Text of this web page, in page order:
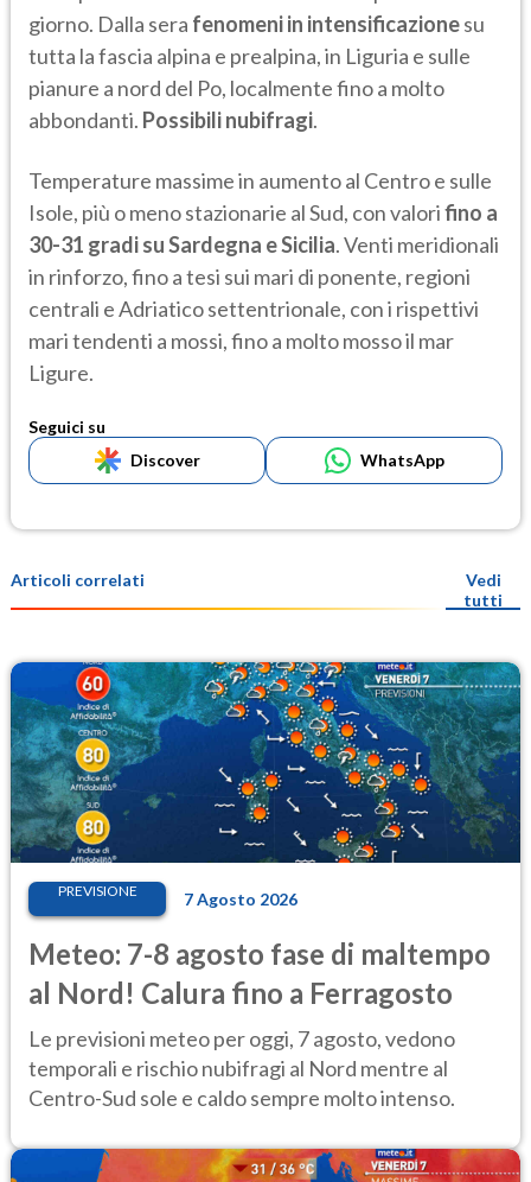
giorno. Dalla sera fenomeni in intensificazionesu
tutta la fascia alpina e prealpina, in Liguria e sulle
pianure a nord del Po, localmente fino a molto
abbondanti. Possibili nubifragi.
Temperature massime in aumento al Centro e sulle
Isole, più o meno stazionarie al Sud, con valorifino a
30-31 gradi su Sardegna e Sicilia. Venti meridionali
in rinforzo, fino a tesi sui mari di ponente, regioni
centrali e Adriatico settentrionale, con i rispettivi
mari tendenti a mossi, fino a molto mosso il mar
Ligure.
Seguici su
Discover
WhatsApp
Articoli correlati
Vedi
tutti
PREVISIONE 7 Agosto 2026
Meteo: 7-8 agosto fase di maltempo
al Nord! Calura fino a Ferragosto
Le previsioni meteo per oggi, 7 agosto, vedono
temporali e rischio nubifragi al Nord mentre al
Centro-Sud sole e caldo sempre molto intenso.